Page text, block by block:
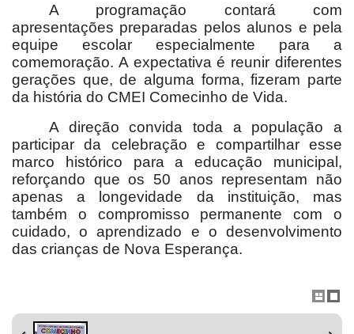
A programação contará com
apresentações preparadas pelos alunos e pela
equipe escolar especialmente para a
comemoração. A expectativa é reunir diferentes
gerações que, de alguma forma, fizeram parte
da história do CMEI Comecinho de Vida.
A direção convida toda a população a
participar da celebração e compartilhar esse
marco histórico para a educação municipal,
reforçando que os 50 anos representam não
apenas a longevidade da instituição, mas
também o compromisso permanente com o
cuidado, o aprendizado e o desenvolvimento
das crianças de Nova Esperança.